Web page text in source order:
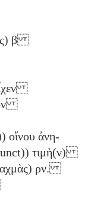
β
οἴνου ἀνη-
τιμὴ(ν)
ρν.